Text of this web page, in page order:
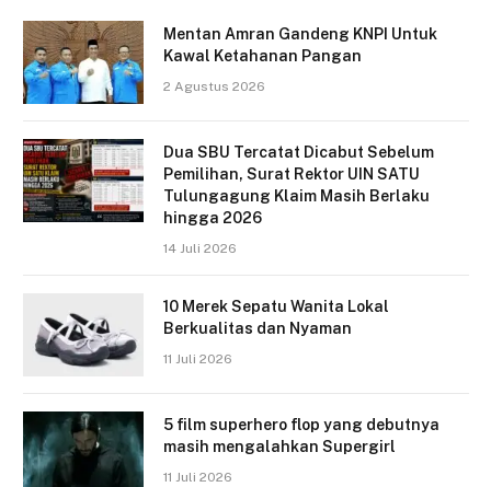
Mentan Amran Gandeng KNPI Untuk
Kawal Ketahanan Pangan
2 Agustus 2026
Dua SBU Tercatat Dicabut Sebelum
Pemilihan, Surat Rektor UIN SATU
Tulungagung Klaim Masih Berlaku
hingga 2026
14 Juli 2026
10 Merek Sepatu Wanita Lokal
Berkualitas dan Nyaman
11 Juli 2026
5 film superhero flop yang debutnya
masih mengalahkan Supergirl
11 Juli 2026